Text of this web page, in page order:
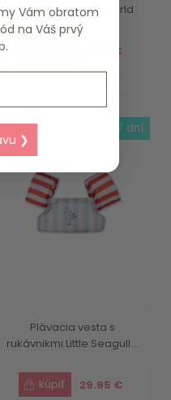
podložka Ocean World
Lit...
27.59 €
Plávacia vesta s
rukávnikmi Little Seagull...
29.95 €
do 7 dní
Vám obratom
na Váš prvý
❯